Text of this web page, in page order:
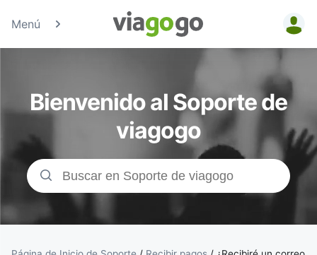
Menú
Entradas
para
Conciertos,
Deporte y
Teatro |
viagogo, el
Bienvenido al Soporte de
viagogo